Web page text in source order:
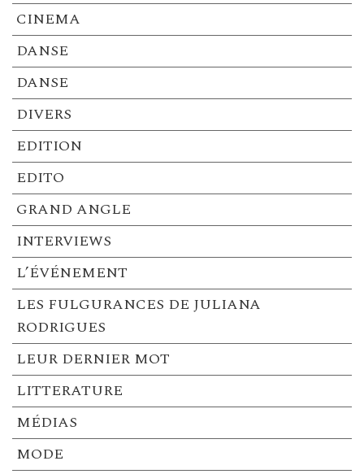
CINEMA
DANSE
DANSE
DIVERS
EDITION
EDITO
GRAND ANGLE
INTERVIEWS
L’ÉVÉNEMENT
LES FULGURANCES DE JULIANA
RODRIGUES
LEUR DERNIER MOT
LITTERATURE
MÉDIAS
MODE